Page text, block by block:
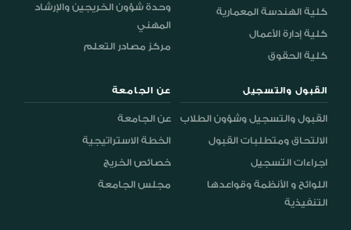
كلية الهندسة المعمارية
كلية إدارة الأعمال
كلية الحقوق
وحدة شؤون الخريجين والإرشاد
المهني
مركز مصادر التعلم
القبول والتسجيل
القبول والتسجيل وشؤون الطلاب
الالتحاق ومتطلبات القبول
اجراءات التسجيل
اللوائح و الأنظمة وقواعدها
التنفيذية
عن الجامعة
عن الجامعة
الخطة الاستراتيجية
خصائص الخريج
مجلس الجامعة